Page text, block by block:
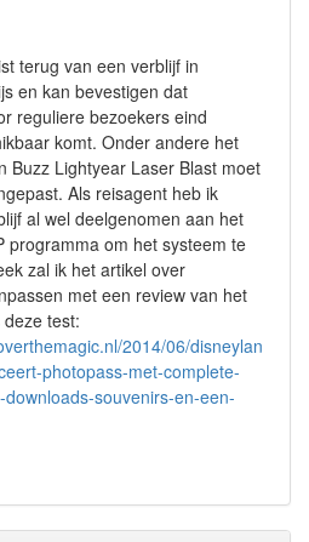
terug van een verblijf in
en kan bevestigen dat
reguliere bezoekers eind
komt. Onder andere het
Buzz Lightyear Laser Blast moet
Als reisagent heb ik
al wel deelgenomen aan het
programma om het systeem te
zal ik het artikel over
met een review van het
test:
2014/06/disneylan
photopass-met-complete-
souvenirs-en-een-